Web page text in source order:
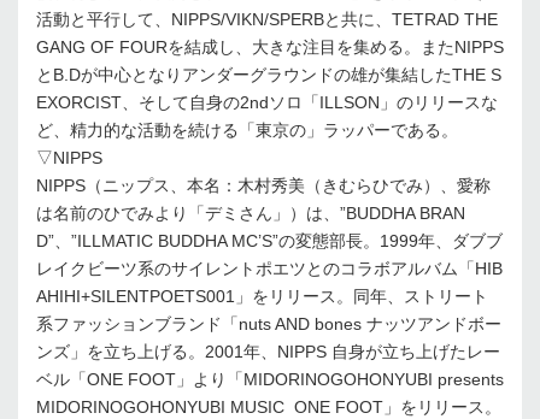
活動と平行して、NIPPS/VIKN/SPERBと共に、TETRAD THE
GANG OF FOURを結成し、大きな注目を集める。またNIPPS
とB.Dが中心となりアンダーグラウンドの雄が集結したTHE S
EXORCIST、そして自身の2ndソロ「ILLSON」のリリースな
ど、精力的な活動を続ける「東京の」ラッパーである。
▽NIPPS
NIPPS（ニップス、本名：木村秀美（きむらひでみ）、愛称
は名前のひでみより「デミさん」）は、”BUDDHA BRAN
D”、”ILLMATIC BUDDHA MC’S”の変態部長。1999年、ダブブ
レイクビーツ系のサイレントポエツとのコラボアルバム「HIB
AHIHI+SILENTPOETS001」をリリース。同年、ストリート
系ファッションブランド「nuts AND bones ナッツアンドボー
ンズ」を立ち上げる。2001年、NIPPS 自身が立ち上げたレー
ベル「ONE FOOT」より「MIDORINOGOHONYUBI presents
MIDORINOGOHONYUBI MUSIC ­ ONE FOOT」をリリース。